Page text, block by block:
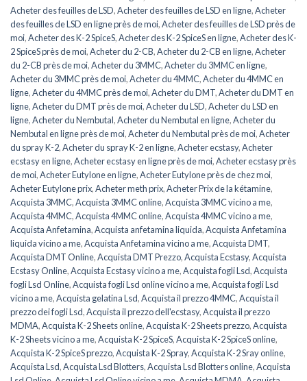
Acheter des feuilles de LSD,Acheter des feuilles de LSD en ligne,Acheter
des feuilles de LSD en ligne près de moi,Acheter des feuilles de LSD près de
moi,Acheter des K-2 SpiceS,Acheter des K-2 SpiceS en ligne,Acheter des K-
2 SpiceS près de moi,Acheter du 2-CB,Acheter du 2-CB en ligne,Acheter
du 2-CB près de moi,Acheter du 3MMC,Acheter du 3MMC en ligne,
Acheter du 3MMC près de moi,Acheter du 4MMC,Acheter du 4MMC en
ligne,Acheter du 4MMC près de moi,Acheter du DMT,Acheter du DMT en
ligne,Acheter du DMT près de moi,Acheter du LSD,Acheter du LSD en
ligne,Acheter du Nembutal,Acheter du Nembutal en ligne,Acheter du
Nembutal en ligne près de moi,Acheter du Nembutal près de moi,Acheter
du spray K-2,Acheter du spray K-2 en ligne,Acheter ecstasy,Acheter
ecstasy en ligne,Acheter ecstasy en ligne près de moi,Acheter ecstasy près
de moi,Acheter Eutylone en ligne,Acheter Eutylone près de chez moi,
Acheter Eutylone prix,Acheter meth prix,Acheter Prix de la kétamine,
Acquista 3MMC,Acquista 3MMC online,Acquista 3MMC vicino a me,
Acquista 4MMC,Acquista 4MMC online,Acquista 4MMC vicino a me,
Acquista Anfetamina,Acquista anfetamina liquida,Acquista Anfetamina
liquida vicino a me,Acquista Anfetamina vicino a me,Acquista DMT,
Acquista DMT Online,Acquista DMT Prezzo,Acquista Ecstasy,Acquista
Ecstasy Online,Acquista Ecstasy vicino a me,Acquista fogli Lsd,Acquista
fogli Lsd Online,Acquista fogli Lsd online vicino a me,Acquista fogli Lsd
vicino a me,Acquista gelatina Lsd,Acquista il prezzo 4MMC,Acquista il
prezzo dei fogli Lsd,Acquista il prezzo dell'ecstasy,Acquista il prezzo
MDMA,Acquista K-2 Sheets online,Acquista K-2 Sheets prezzo,Acquista
K-2 Sheets vicino a me,Acquista K-2 SpiceS,Acquista K-2 SpiceS online,
Acquista K-2 SpiceS prezzo,Acquista K-2 Spray,Acquista K-2 Sray online,
Acquista Lsd,Acquista Lsd Blotters,Acquista Lsd Blotters online,Acquista